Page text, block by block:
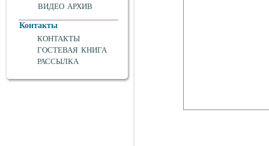
ВИДЕО АРХИВ
Контакты
КОНТАКТЫ
ГОСТЕВАЯ КНИГА
РАССЫЛКА